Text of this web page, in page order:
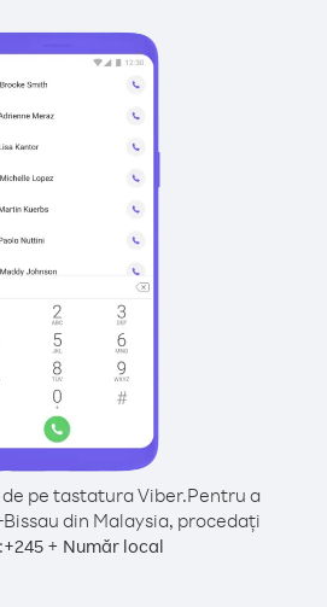
pe tastatura Viber.Pentru a
din Malaysia, procedați
+245+ Număr local